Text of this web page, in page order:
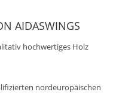
AIDASWINGS
hochwertiges Holz
nordeuropäischen